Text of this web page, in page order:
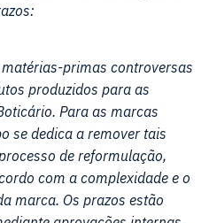
primas controversas
produzidos para as
Para as marcas
se dedica a remover tais
de reformulação,
com a complexidade e o
marca. Os prazos estão